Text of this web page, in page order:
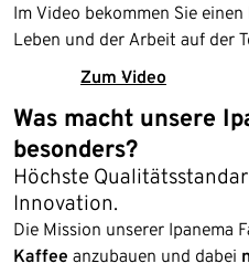
Im Video bekommen Sie
Leben und der Arbeit auf der
Zum Video
Was macht unsere
besonders?
Höchste
Innovation.
Die Mission unserer Ipanema
Kaffee anzubauen und dabei